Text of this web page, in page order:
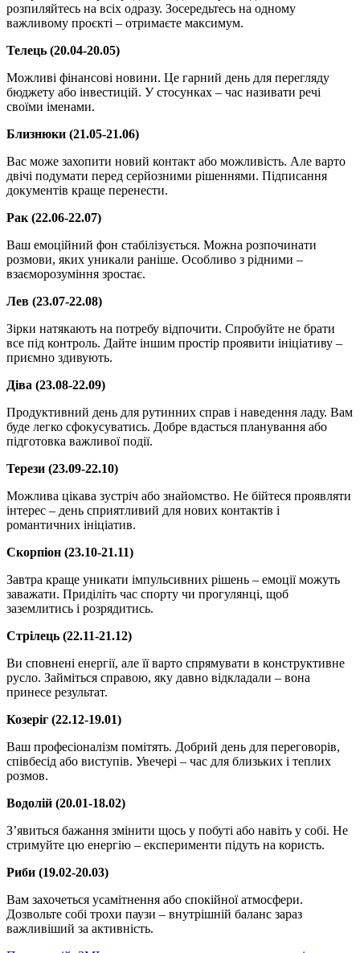
розпиляйтесь на всіх одразу. Зосередьтесь на одному
важливому проєкті – отримаєте максимум.
Телець (20.04-20.05)
Можливі фінансові новини. Це гарний день для перегляду
бюджету або інвестицій. У стосунках – час називати речі
своїми іменами.
Близнюки (21.05-21.06)
Вас може захопити новий контакт або можливість. Але варто
двічі подумати перед серйозними рішеннями. Підписання
документів краще перенести.
Рак (22.06-22.07)
Ваш емоційний фон стабілізується. Можна розпочинати
розмови, яких уникали раніше. Особливо з рідними –
взаєморозуміння зростає.
Лев (23.07-22.08)
Зірки натякають на потребу відпочити. Спробуйте не брати
все під контроль. Дайте іншим простір проявити ініціативу –
приємно здивують.
Діва (23.08-22.09)
Продуктивний день для рутинних справ і наведення ладу. Вам
буде легко сфокусуватись. Добре вдасться планування або
підготовка важливої події.
Терези (23.09-22.10)
Можлива цікава зустріч або знайомство. Не бійтеся проявляти
інтерес – день сприятливий для нових контактів і
романтичних ініціатив.
Скорпіон (23.10-21.11)
Завтра краще уникати імпульсивних рішень – емоції можуть
заважати. Приділіть час спорту чи прогулянці, щоб
заземлитись і розрядитись.
Стрілець (22.11-21.12)
Ви сповнені енергії, але її варто спрямувати в конструктивне
русло. Займіться справою, яку давно відкладали – вона
принесе результат.
Козеріг (22.12-19.01)
Ваш професіоналізм помітять. Добрий день для переговорів,
співбесід або виступів. Увечері – час для близьких і теплих
розмов.
Водолій (20.01-18.02)
З’явиться бажання змінити щось у побуті або навіть у собі. Не
стримуйте цю енергію – експерименти підуть на користь.
Риби (19.02-20.03)
Вам захочеться усамітнення або спокійної атмосфери.
Дозвольте собі трохи паузи – внутрішній баланс зараз
важливіший за активність.